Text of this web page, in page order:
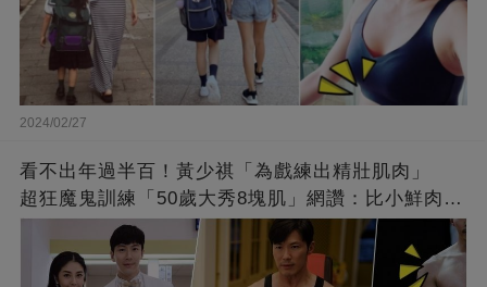
2024/02/27
看不出年過半百！黃少祺「為戲練出精壯肌肉」
超狂魔鬼訓練「50歲大秀8塊肌」網讚：比小鮮肉猛
❤